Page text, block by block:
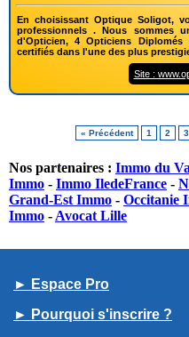
En choisissant Optique Soligot,
professionnels . Nous sommes
d'Opticien, 4 Opticiens
certifiés dans l'une des plus
Site :
« Précédent 1 2 3
Nos partenaires : Immo du
Immo - Immo IledeFrance -
Grand-Est Immo - Occitanie
Immo - Avocat Lille
► Espace Pro
► Pourquoi s'inscrire ?